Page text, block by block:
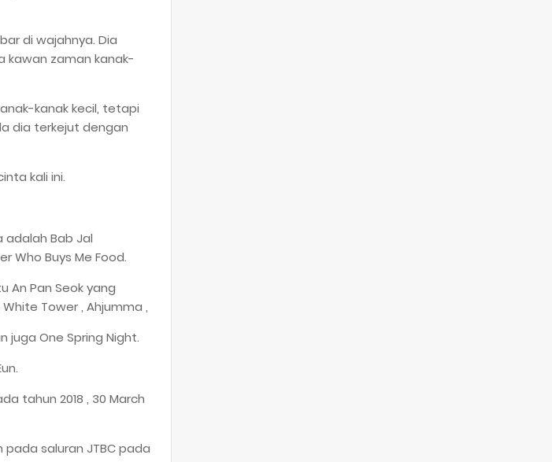
di wajahnya. Dia
kawan zaman kanak-
kanak kecil, tetapi
dia terkejut dengan
kali ini.
adalah Bab Jal
Who Buys Me Food.
An Pan Seok yang
Tower , Ahjumma ,
juga One Spring Night.
tahun 2018 , 30 March
saluran JTBC pada